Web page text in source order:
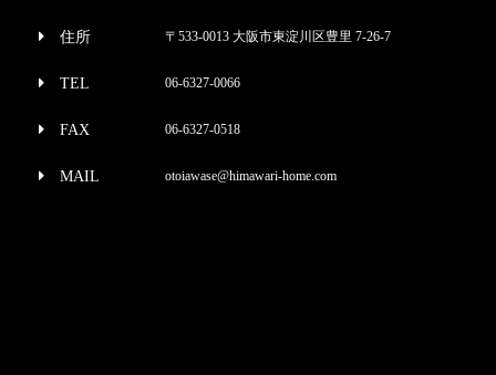
住所 〒533-0013 大阪市東淀川区豊里 7-26-7
TEL 06-6327-0066
FAX 06-6327-0518
MAIL otoiawase@himawari-home.com